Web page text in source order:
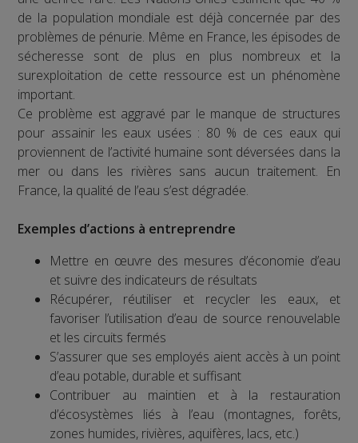
de la population mondiale est déjà concernée par des
problèmes de pénurie. Même en France, les épisodes de
sécheresse sont de plus en plus nombreux et la
surexploitation de cette ressource est un phénomène
important.
Ce problème est aggravé par le manque de structures
pour assainir les eaux usées : 80 % de ces eaux qui
proviennent de l’activité humaine sont déversées dans la
mer ou dans les rivières sans aucun traitement. En
France, la qualité de l’eau s’est dégradée.
Exemples d’actions à entreprendre
Mettre en œuvre des mesures d’économie d’eau
et suivre des indicateurs de résultats
Récupérer, réutiliser et recycler les eaux, et
favoriser l’utilisation d’eau de source renouvelable
et les circuits fermés
S’assurer que ses employés aient accès à un point
d’eau potable, durable et suffisant
Contribuer au maintien et à la restauration
d’écosystèmes liés à l’eau (montagnes, forêts,
zones humides, rivières, aquifères, lacs, etc.)